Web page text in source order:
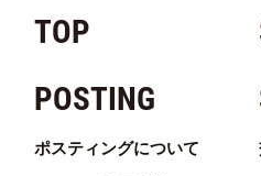
TOP
POSTING
ポスティングについて